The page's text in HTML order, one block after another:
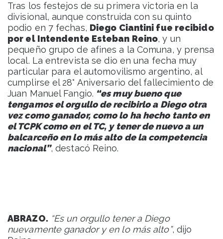
Tras los festejos de su primera victoria en la
divisional, aunque construida con su quinto
podio en 7 fechas, Diego Ciantini fue recibido
por el Intendente Esteban Reino, y un
pequeño grupo de afines a la Comuna, y prensa
local. La entrevista se dio en una fecha muy
particular para el automovilismo argentino, al
cumplirse el 28° Aniversario del fallecimiento de
Juan Manuel Fangio. “es muy bueno que
tengamos el orgullo de recibirlo a Diego otra
vez como ganador, como lo ha hecho tanto en
el TCPK como en el TC, y tener de nuevo a un
balcarceño en lo más alto de la competencia
nacional”, destacó Reino.
ABRAZO. “Es un orgullo tener a Diego
nuevamente ganador y en lo más alto”, dijo